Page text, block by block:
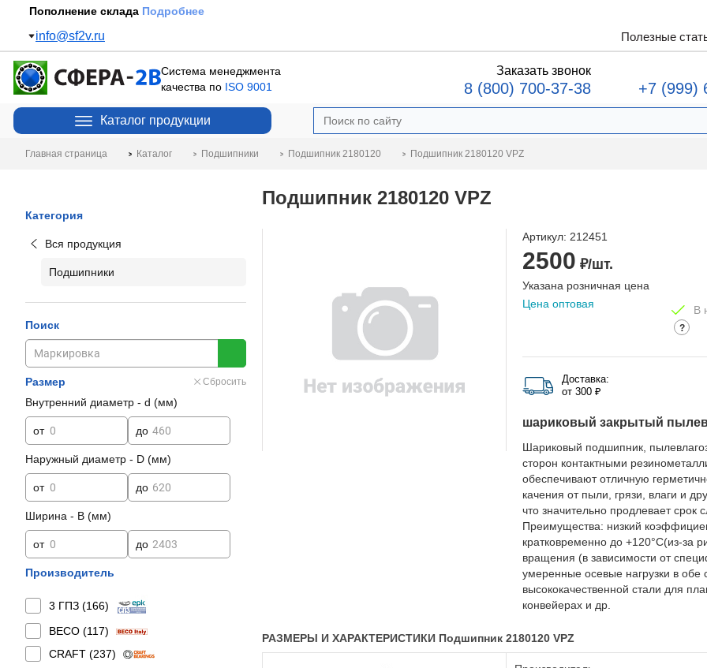
Пополнение склада Подробнее
info@sf2v.ru Полезные
Система менеджмента
качества по ISO 9001
Заказать звонок
8 (800) 700-37-38 +7 (999)
Каталог продукции
Главная страница Каталог Подшипники Подшипник 2180120 Подшипник 2180120 VPZ
Категория
Вся продукция
Подшипники
Поиск
Размер Сбросить
Внутренний диаметр - d (мм)
от до
Наружный диаметр - D (мм)
от до
Ширина - B (мм)
от до
Производитель
3 ГПЗ (166)
BECO (117)
CRAFT (237)
Подшипник 2180120 VPZ
Артикул: 212451
2500 ₽/шт.
Указана розничная цена
Цена оптовая
В
?
Доставка:
от 300 ₽
шариковый закрытый
Шариковый подшипник,
сторон контактными
обеспечивают отличную
качения от пыли, грязи, влаги и
что значительно продлевает срок
Преимущества: низкий
кратковременно до +120°C(из-за
вращения (в зависимости от
умеренные осевые нагрузки в обе
высококачественной стали для
конвейерах и др.
РАЗМЕРЫ И ХАРАКТЕРИСТИКИ Подшипник 2180120 VPZ